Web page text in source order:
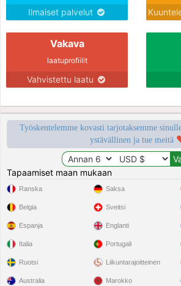
Ilmaiset palvelut
Vakava
laatuprofiilit
Vahvistettu laatu
Työskentelemme kovasti tarjotaksemme
ystävällinen ja tue meitä
Tapaamiset maan mukaan
Ranska
Belgia
Espanja
Italia
Ruotsi
Saksa
Sveitsi
Englanti
Portugali
Liikuntarajoitteinen
Australia Marokko